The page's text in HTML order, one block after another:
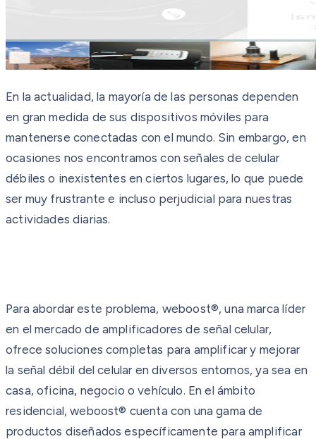
En la actualidad, la mayoría de las personas dependen
en gran medida de sus dispositivos móviles para
mantenerse conectadas con el mundo. Sin embargo, en
ocasiones nos encontramos con señales de celular
débiles o inexistentes en ciertos lugares, lo que puede
ser muy frustrante e incluso perjudicial para nuestras
actividades diarias.
Para abordar este problema, weboost®, una marca líder
en el mercado de amplificadores de señal celular,
ofrece soluciones completas para amplificar y mejorar
la señal débil del celular en diversos entornos, ya sea en
casa, oficina, negocio o vehículo. En el ámbito
residencial, weboost® cuenta con una gama de
productos diseñados específicamente para amplificar